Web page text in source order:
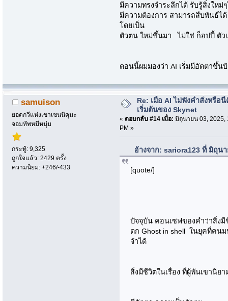
มีความทรงจำระลึกได้ รับรู้สิ่งให
มีความต้องการ สามารถสืบพันธ์ไ
โดยเป็น
ตัวตน ใหม่ขึ้นมา ไม่ใช่ ก็อปปี้ ตัว
ตอนนี้ผมมองว่า AI เริ่มมีอัตตาขึ้น
samuison
ยอดกวีแห่งเขาเซนนิคุมะ
จอมทัพหมีหนุ่ม
กระทู้: 9,325
ถูกใจแล้ว: 2429 ครั้ง
ความนิยม: +246/-433
Re: เมื่อ AI ไม่ฟังค่ำสั่งหรือ
เริ่มต้นของ Skynet
« ตอบกลับ #14 เมื่อ: มิถุนายน 03, 2025,
PM »
อ้างจาก: sariora123 ที่ มิถุน
[quote/]
ปัจจุบัน คอนเซฟของคำว่าสิ่ง
ดก Ghost in shell ในยุคที่คนม
จำได้
สิ่งมีชีวิตในเรื่อง ที่ผู้พันเขานิย